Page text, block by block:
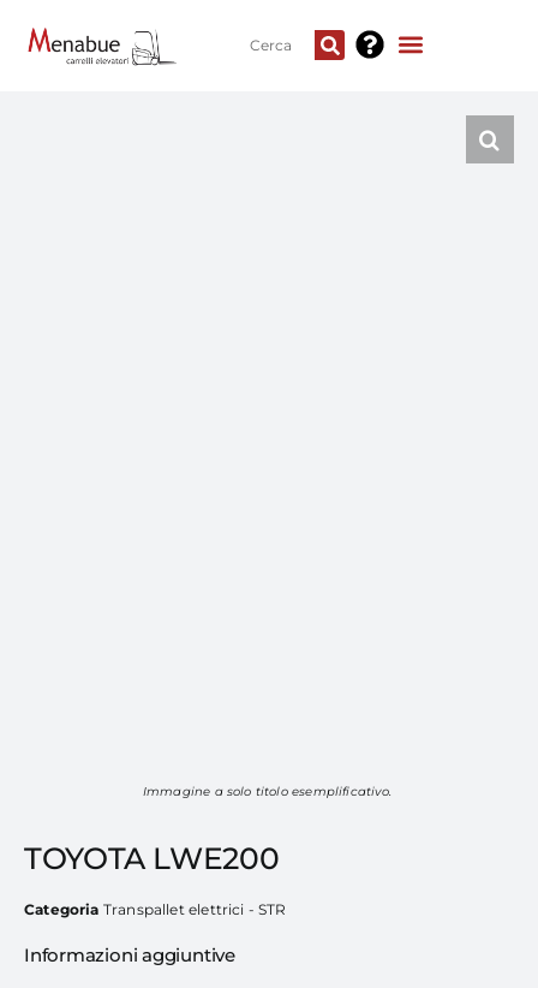
Immagine a solo titolo esemplificativo.
TOYOTA LWE200
Categoria Transpallet elettrici - STR
Informazioni aggiuntive